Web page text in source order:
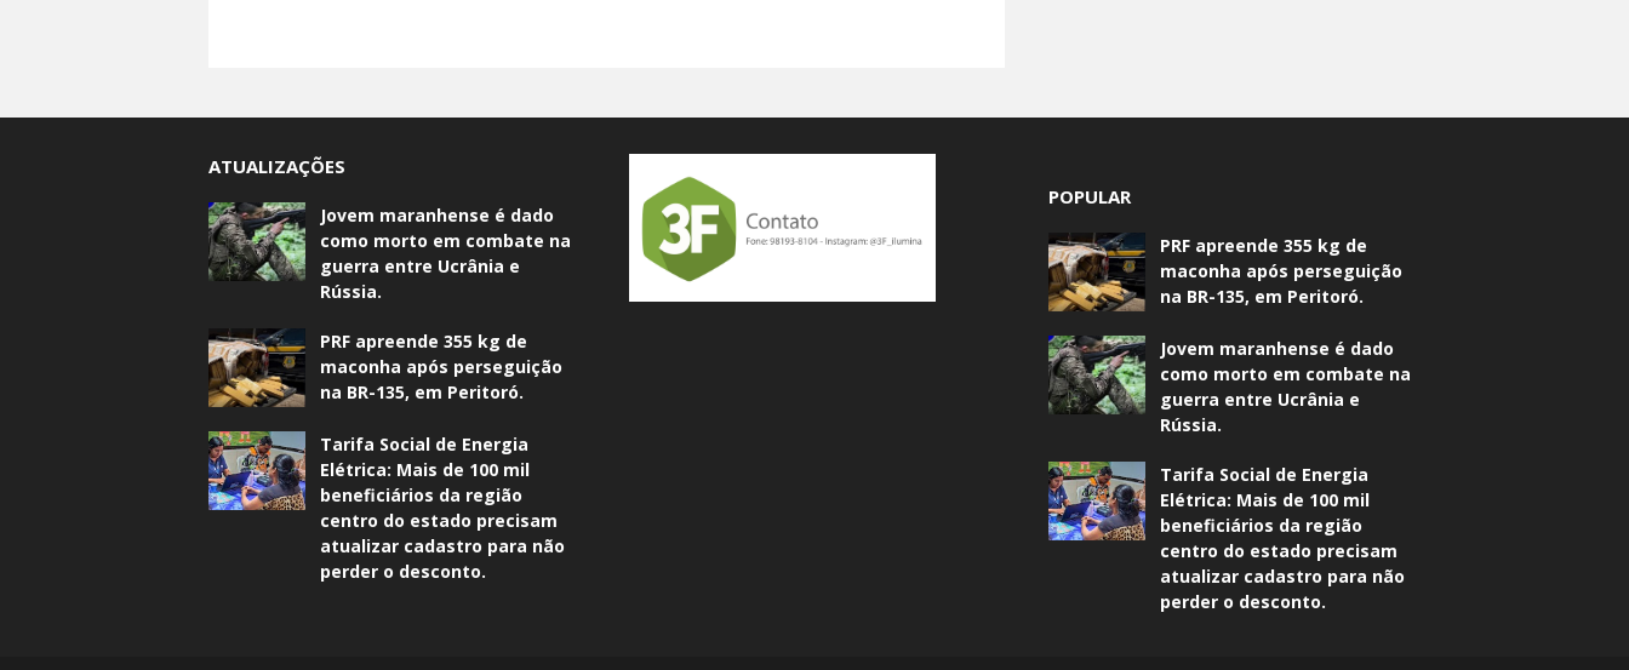
ATUALIZAÇÕES
Jovem maranhense é dado
como morto em combate na
guerra entre Ucrânia e
Rússia.
PRF apreende 355 kg de
maconha após perseguição
na BR-135, em Peritoró.
Tarifa Social de Energia
Elétrica: Mais de 100 mil
beneficiários da região
centro do estado precisam
atualizar cadastro para não
perder o desconto.
POPULAR
PRF apreende 355 kg de
maconha após perseguição
na BR-135, em Peritoró.
Jovem maranhense é dado
como morto em combate na
guerra entre Ucrânia e
Rússia.
Tarifa Social de Energia
Elétrica: Mais de 100 mil
beneficiários da região
centro do estado precisam
atualizar cadastro para não
perder o desconto.